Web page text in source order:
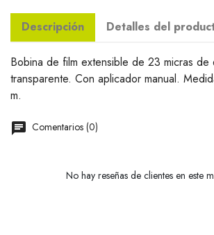
Descripción Detalles del
Bobina de film extensible de 23 micras
transparente. Con aplicador manual.
m.
Comentarios (0)
No hay reseñas de clientes en este